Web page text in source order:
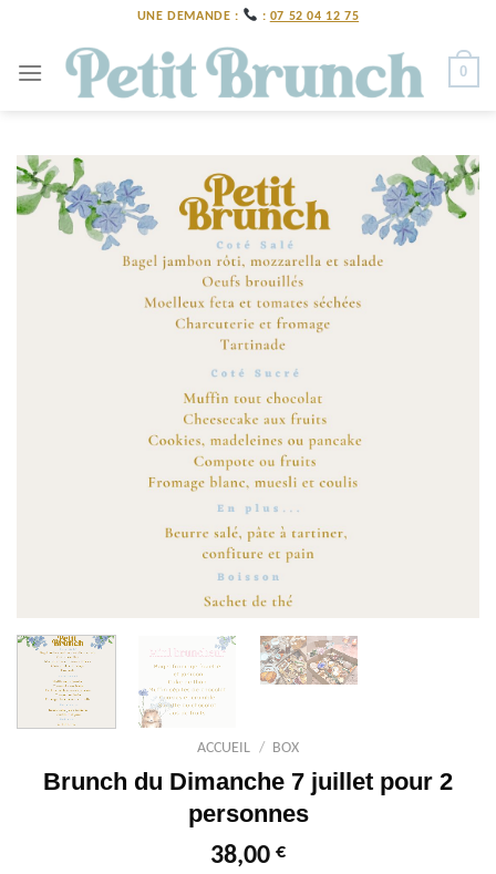
content
UNE DEMANDE : : 07 52 04 12 75
0
ACCUEIL / BOX
Brunch du Dimanche 7 juillet pour 2
personnes
38,00 €